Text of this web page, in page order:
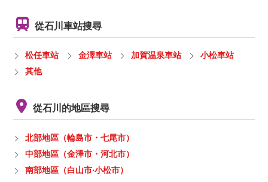
從石川車站搜尋
松任車站 金澤車站 加賀温泉車站
小松車站
其他
從石川的地區搜尋
北部地區（輪島市・七尾市）
中部地區（金澤市・河北市）
南部地區（白山市·小松市）